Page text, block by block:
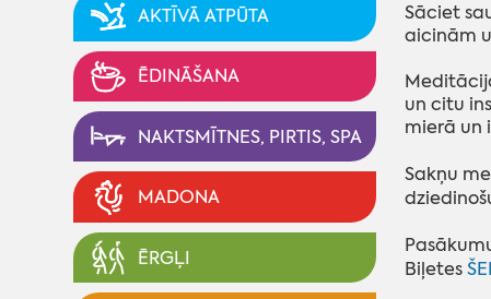
AKTĪVĀ ATPŪTA
ĒDINĀŠANA
NAKTSMĪTNES, PIRTIS, SPA
MADONA
ĒRGĻI
Sāciet
aicinām
un citu
mierā un
Sakņu
Biļetes